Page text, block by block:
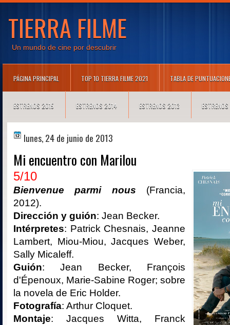
TIERRA FILME
Un mundo de cine por descubrir
PÁGINA PRINCIPAL TOP 10 TIERRA FILME 2021 TABLA DE
ESTRENOS 2015 ESTRENOS 2014 ESTRENOS 2013
lunes, 24 de junio de 2013
Mi encuentro con Marilou
5/10
Bienvenue parmi nous
(Francia,
2012).
Dirección y guión: Jean Becker.
Intérpretes: Patrick Chesnais, Jeanne
Lambert, Miou-Miou, Jacques Weber,
Sally Micaleff.
Guión: Jean Becker, François
d'Épenoux, Marie-Sabine Roger; sobre
la novela de Eric Holder.
Fotografía: Arthur Cloquet.
Montaje: Jacques Witta, Franck